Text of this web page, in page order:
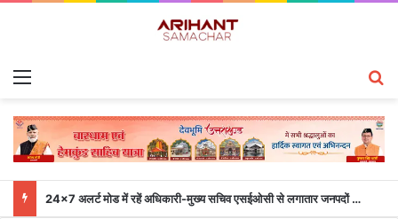
24×7 अलर्ट मोड में रहें अधिकारी-मुख्य सचिव एसईओसी से लगातार जनपदों के साथ समन्वय बनाए रखने के निर्देश